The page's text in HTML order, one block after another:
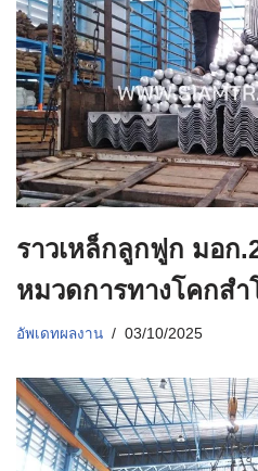
ราวเหล็กลูกฟูก มอก
หมวดการทางโคกสำ
อัพเดทผลงาน 03/10/2025